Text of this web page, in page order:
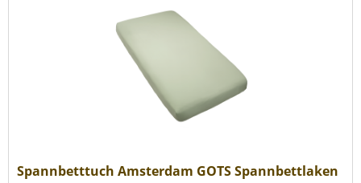
Spannbetttuch Amsterdam GOTS Spannbettlaken